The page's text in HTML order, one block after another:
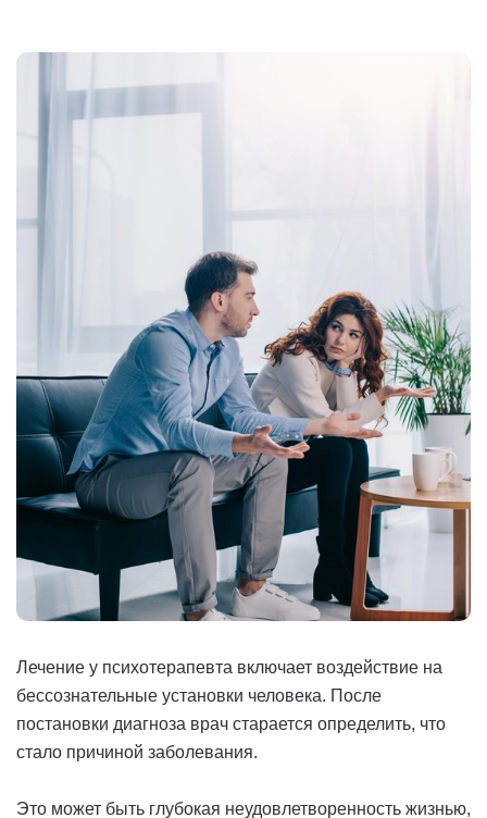
Лечение у психотерапевта включает воздействие на
бессознательные установки человека. После
постановки диагноза врач старается определить, что
стало причиной заболевания.
Это может быть глубокая неудовлетворенность жизнью,